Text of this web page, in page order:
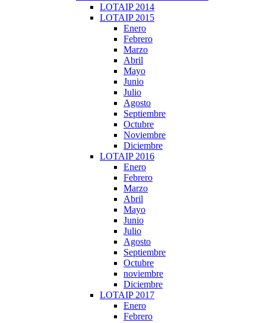
LOTAIP 2014
LOTAIP 2015
Enero
Febrero
Marzo
Abril
Mayo
Junio
Julio
Agosto
Septiembre
Octubre
Noviembre
Diciembre
LOTAIP 2016
Enero
Febrero
Marzo
Abril
Mayo
Junio
Julio
Agosto
Septiembre
Octubre
noviembre
Diciembre
LOTAIP 2017
Enero
Febrero